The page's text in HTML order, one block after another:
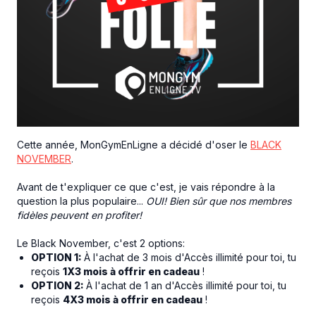
Cette année, MonGymEnLigne a décidé d'oser le BLACK
NOVEMBER.
Avant de t'expliquer ce que c'est, je vais répondre à la
question la plus populaire... OUI! Bien sûr que nos membres
fidèles peuvent en profiter!
Le Black November, c'est 2 options:
OPTION 1: À l'achat de 3 mois d'Accès illimité pour toi, tu
reçois 1X3 mois à offrir en cadeau !
OPTION 2: À l'achat de 1 an d'Accès illimité pour toi, tu
reçois 4X3 mois à offrir en cadeau !